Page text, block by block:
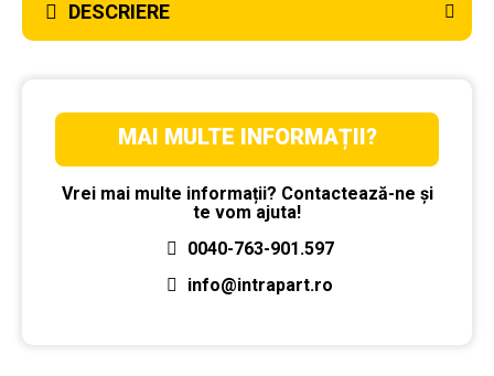
DESCRIERE
MAI MULTE INFORMAȚII?
Vrei mai multe informații? Contactează-ne și
te vom ajuta!
0040-763-901.597
info@intrapart.ro